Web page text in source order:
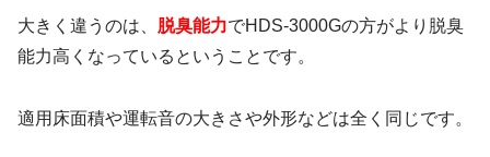
大きく違うのは、 脱臭能力でHDS-3000Gの方がより脱臭
能力高くなっているということです。
適用床面積や運転音の大きさや外形などは全く同じです。